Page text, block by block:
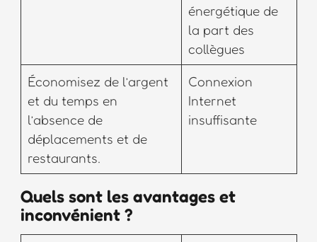
énergétique de
la part des
collègues
Économisez de l’argent
et du temps en
l’absence de
déplacements et de
restaurants.
Connexion
Internet
insuffisante
Quels sont les avantages et
inconvénient ?